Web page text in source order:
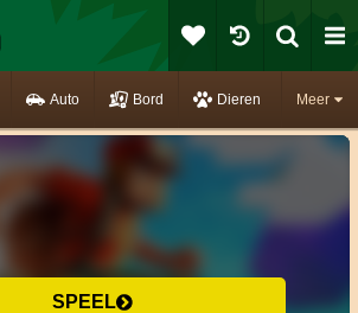
Meer
Auto Bord Dieren
SPEEL